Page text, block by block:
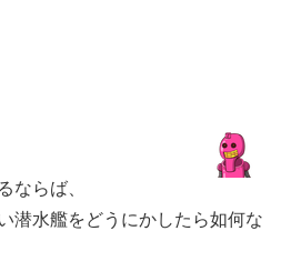
ならば、
潜水艦をどうにかしたら如何な